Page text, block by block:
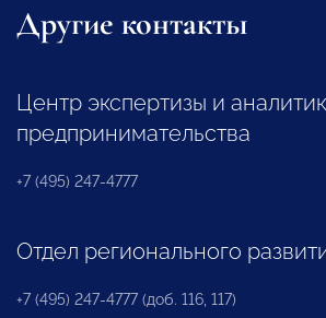
Другие контакты
Центр экспертизы и
предпринимательства
+7 (495) 247-4777
Отдел регионального
+7 (495) 247-4777 (доб. 116, 117)